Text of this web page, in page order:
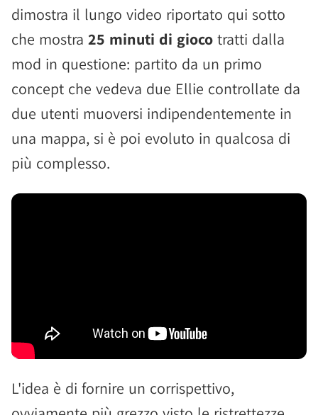
dimostra il lungo video riportato qui sotto
che mostra 25 minuti di gioco tratti dalla
mod in questione: partito da un primo
concept che vedeva due Ellie controllate da
due utenti muoversi indipendentemente in
una mappa, si è poi evoluto in qualcosa di
più complesso.
L'idea è di fornire un corrispettivo,